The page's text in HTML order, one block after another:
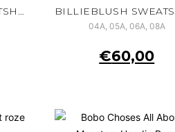
BILLIEBLUSH SWEATSHIRT BEIGE
04A, 05A, 06A, 08A
€60,00